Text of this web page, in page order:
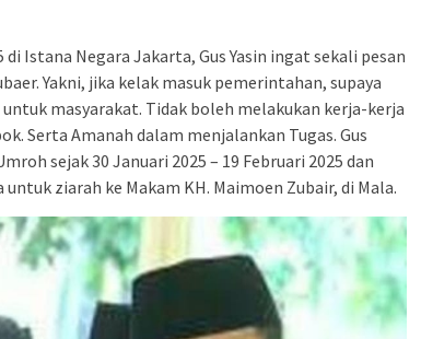
Istana Negara Jakarta, Gus Yasin ingat sekali pesan
Yakni, jika kelak masuk pemerintahan, supaya
masyarakat. Tidak boleh melakukan kerja-kerja
Serta Amanah dalam menjalankan Tugas. Gus
sejak 30 Januari 2025 – 19 Februari 2025 dan
ziarah ke Makam KH. Maimoen Zubair, di Mala.